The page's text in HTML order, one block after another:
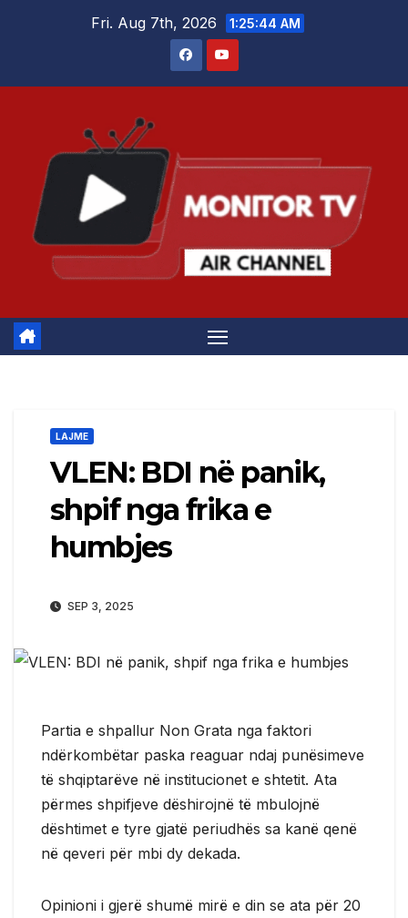
Fri. Aug 7th, 2026 1:25:44 AM
LAJME
VLEN: BDI në panik,
shpif nga frika e
humbjes
SEP 3, 2025
Partia e shpallur Non Grata nga faktori
ndërkombëtar paska reaguar ndaj punësimeve
të shqiptarëve në institucionet e shtetit. Ata
përmes shpifjeve dëshirojnë të mbulojnë
dështimet e tyre gjatë periudhës sa kanë qenë
në qeveri për mbi dy dekada.
Opinioni i gjerë shumë mirë e din se ata për 20